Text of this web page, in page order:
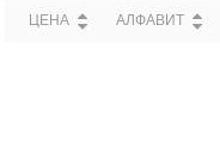
ЦЕНА АЛФАВИТ